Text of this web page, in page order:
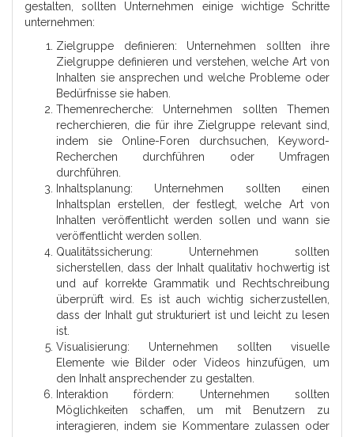
gestalten, sollten Unternehmen einige wichtige Schritte
unternehmen:
Zielgruppe definieren: Unternehmen sollten ihre
Zielgruppe definieren und verstehen, welche Art von
Inhalten sie ansprechen und welche Probleme oder
Bedürfnisse sie haben.
Themenrecherche: Unternehmen sollten Themen
recherchieren, die für ihre Zielgruppe relevant sind,
indem sie Online-Foren durchsuchen, Keyword-
Recherchen durchführen oder Umfragen
durchführen.
Inhaltsplanung: Unternehmen sollten einen
Inhaltsplan erstellen, der festlegt, welche Art von
Inhalten veröffentlicht werden sollen und wann sie
veröffentlicht werden sollen.
Qualitätssicherung: Unternehmen sollten
sicherstellen, dass der Inhalt qualitativ hochwertig ist
und auf korrekte Grammatik und Rechtschreibung
überprüft wird. Es ist auch wichtig sicherzustellen,
dass der Inhalt gut strukturiert ist und leicht zu lesen
ist.
Visualisierung: Unternehmen sollten visuelle
Elemente wie Bilder oder Videos hinzufügen, um
den Inhalt ansprechender zu gestalten.
Interaktion fördern: Unternehmen sollten
Möglichkeiten schaffen, um mit Benutzern zu
interagieren, indem sie Kommentare zulassen oder